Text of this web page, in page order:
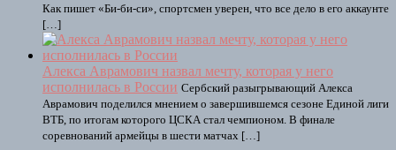
Как пишет «Би-би-си», спортсмен уверен, что все дело в его аккаунте
[…]
Алекса Аврамович назвал мечту, которая у него
исполнилась в России Сербский разыгрывающий Алекса
Аврамович поделился мнением о завершившемся сезоне Единой лиги
ВТБ, по итогам которого ЦСКА стал чемпионом. В финале
соревнований армейцы в шести матчах […]